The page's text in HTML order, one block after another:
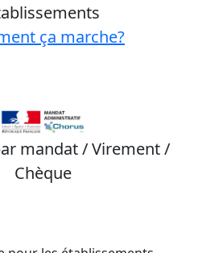
ça marche?
mandat / Virement /
Chèque